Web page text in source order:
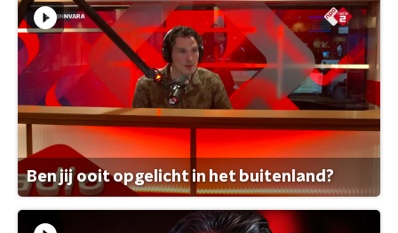
Ben jij ooit opgelicht in het buitenland?